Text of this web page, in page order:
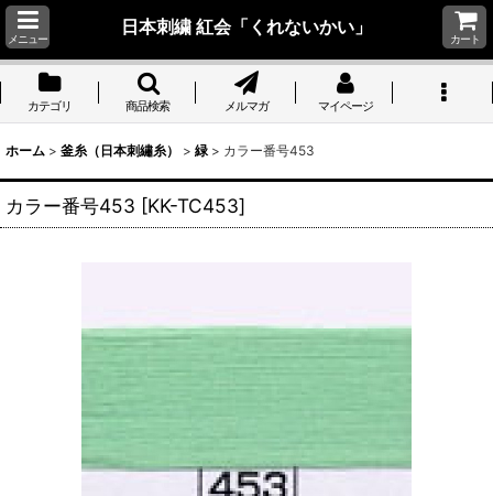
メニュー
日本刺繍 紅会「くれないかい」
カート
カテゴリ 商品検索 メルマガ マイページ
ホーム > 釜糸（日本刺繡糸） > 緑 > カラー番号453
カラー番号453 [KK-TC453]